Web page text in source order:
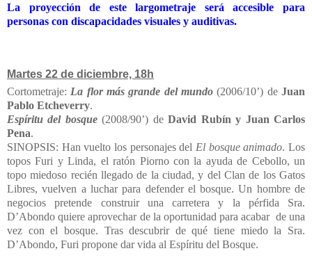
La proyección de este largometraje será accesible para
personas con discapacidades visuales y auditivas.
Martes 22 de diciembre, 18h
Cortometraje: La flor más grande del mundo(2006/10’) deJuan
Pablo Etcheverry.
Espíritu del bosque(2008/90’) deDavid Rubín y Juan Carlos
Pena.
SINOPSIS: Han vuelto los personajes del El bosque animado. Los
topos Furi y Linda, el ratón Piorno con la ayuda de Cebollo, un
topo miedoso recién llegado de la ciudad, y del Clan de los Gatos
Libres, vuelven a luchar para defender el bosque. Un hombre de
negocios pretende construir una carretera y la pérfida Sra.
D’Abondo quiere aprovechar de la oportunidad para acabar de una
vez con el bosque. Tras descubrir de qué tiene miedo la Sra.
D’Abondo, Furi propone dar vida al Espíritu del Bosque.